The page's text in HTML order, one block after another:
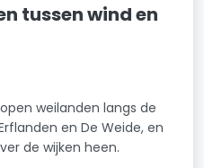
tussen wind en
weilanden langs de
en De Weide, en
de wijken heen.